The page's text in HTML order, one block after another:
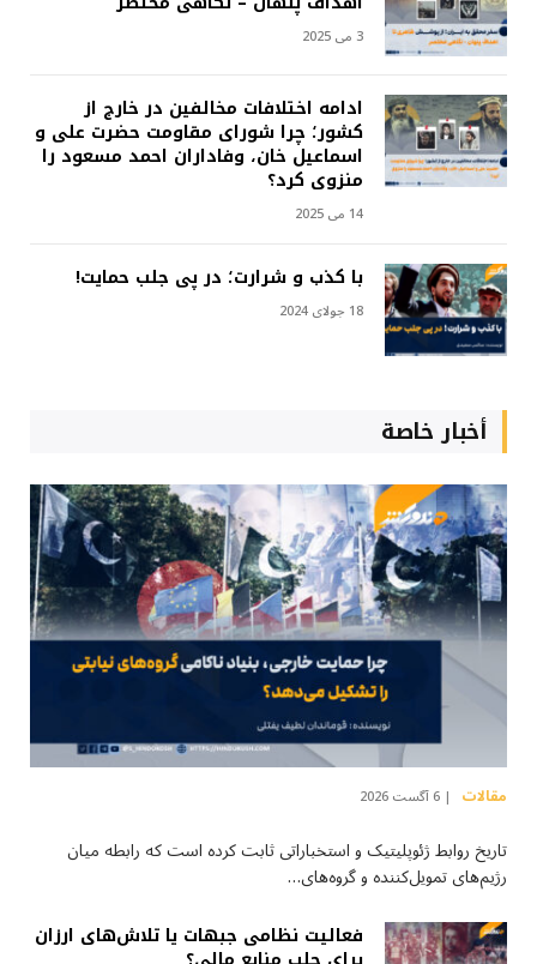
3 می 2025
ادامه اختلافات مخالفین در خارج از
کشور؛ چرا شورای مقاومت حضرت علی و
اسماعیل خان، وفاداران احمد مسعود را
منزوی کرد؟
14 می 2025
با کذب و شرارت؛ در پی جلب حمایت!
18 جولای 2024
أخبار خاصة
مقالات 6 آگست 2026
تاریخ روابط ژئوپلیتیک و استخباراتی ثابت کرده است که رابطه میان
رژیم‌های تمویل‌کننده و گروه‌های…
فعالیت نظامی جبهات یا تلاش‌های ارزان